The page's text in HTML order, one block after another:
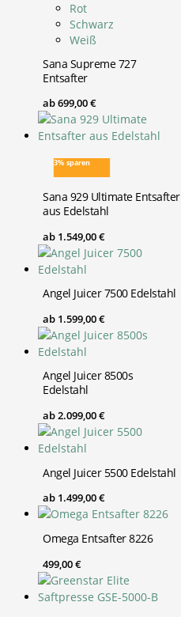
Rot
Schwarz
Weiß
Sana Supreme 727
Entsafter
ab699,00€
3% sparen
Sana 929 Ultimate Entsafter
aus Edelstahl
ab 1.549,00€
Angel Juicer 7500 Edelstahl
ab 1.599,00€
Angel Juicer 8500s
Edelstahl
ab2.099,00€
Angel Juicer 5500 Edelstahl
ab 1.499,00€
Omega Entsafter 8226
499,00€